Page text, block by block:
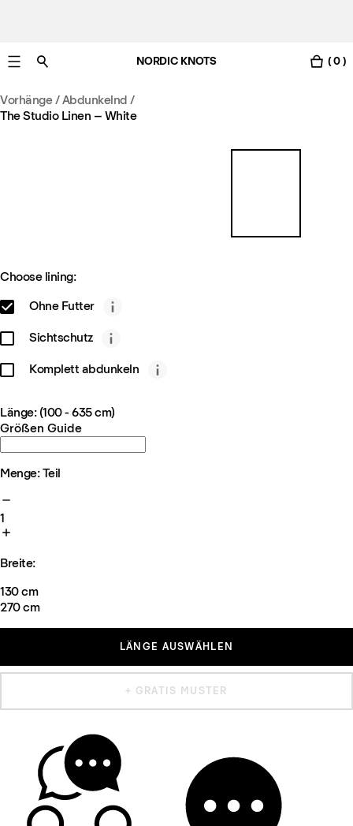
NORDIC KNOTS ( 0 )
Vorhänge/Abdunkelnd /
The Studio Linen – White
Choose lining:
Ohne Futter
Sichtschutz
Komplett abdunkeln
Länge: (100 - 635 cm)
Größen Guide
Menge: Teil
1
Breite:
130 cm
270 cm
LÄNGE AUSWÄHLEN
+ GRATIS MUSTER